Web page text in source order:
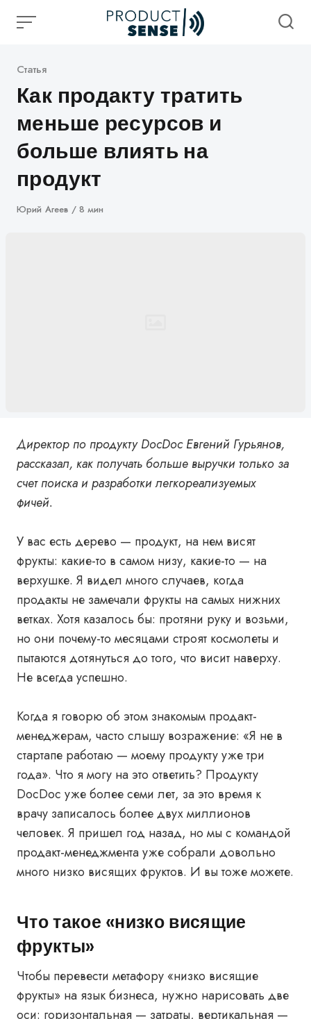
Категория
Статья
Как продакту тратить
меньше ресурсов и
больше влиять на
продукт
Автор
Юрий Агеев 8 мин
Директор по продукту DocDoc Евгений Гурьянов,
рассказал, как получать больше выручки только за
счет поиска и разработки легкореализуемых
фичей.
У вас есть дерево — продукт, на нем висят
фрукты: какие-то в самом низу, какие-то — на
верхушке. Я видел много случаев, когда
продакты не замечали фрукты на самых нижних
ветках. Хотя казалось бы: протяни руку и возьми,
но они почему-то месяцами строят космолеты и
пытаются дотянуться до того, что висит наверху.
Не всегда успешно.
Когда я говорю об этом знакомым продакт-
менеджерам, часто слышу возражение: «Я не в
стартапе работаю — моему продукту уже три
года». Что я могу на это ответить? Продукту
DocDoc уже более семи лет, за это время к
врачу записалось более двух миллионов
человек. Я пришел год назад, но мы с командой
продакт-менеджмента уже собрали довольно
много низко висящих фруктов. И вы тоже можете.
Что такое «низко висящие
фрукты»
Чтобы перевести метафору «низко висящие
фрукты» на язык бизнеса, нужно нарисовать две
оси: горизонтальная — затраты, вертикальная —